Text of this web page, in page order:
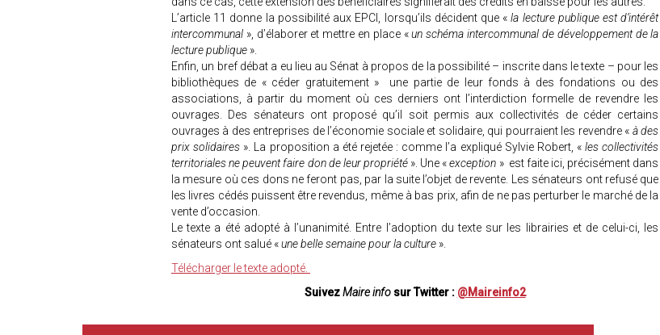
L’article 11 donne la possibilité aux EPCI, lorsqu’ils décident que «la lecture publique est d’intérêt
intercommunal », d’élaborer et mettre en place «un schéma intercommunal de développement de la
lecture publique ».
Enfin, un bref débat a eu lieu au Sénat à propos de la possibilité – inscrite dans le texte – pour les
bibliothèques de « céder gratuitement » une partie de leur fonds à des fondations ou des
associations, à partir du moment où ces derniers ont l’interdiction formelle de revendre les
ouvrages. Des sénateurs ont proposé qu’il soit permis aux collectivités de céder certains
ouvrages à des entreprises de l’économie sociale et solidaire, qui pourraient les revendre « à des
prix solidaires ». La proposition a été rejetée : comme l’a expliqué Sylvie Robert, « les collectivités
territoriales ne peuvent faire don de leur propriété». Une «exception » est faite ici, précisément dans
la mesure où ces dons ne feront pas, par la suite l’objet de revente. Les sénateurs ont refusé que
les livres cédés puissent être revendus, même à bas prix, afin de ne pas perturber le marché de la
vente d’occasion.
Le texte a été adopté à l’unanimité. Entre l’adoption du texte sur les librairies et de celui-ci, les
sénateurs ont salué «une belle semaine pour la culture ».
Télécharger le texte adopté.
SuivezMaire infosur Twitter : @Maireinfo2